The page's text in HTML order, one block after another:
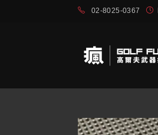
02-8025-0367